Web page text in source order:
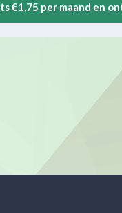
€1,75 per maand en